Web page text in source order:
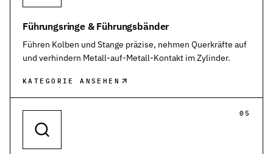
Führungsringe & Führungsbänder
Führen Kolben und Stange präzise, nehmen Querkräfte auf
und verhindern Metall-auf-Metall-Kontakt im Zylinder.
KATEGORIE ANSEHEN
05